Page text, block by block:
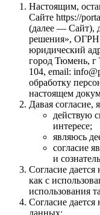
Настоящим,
Сайте https://
(далее — Сайт),
решения», ОГРН
юридический
город Тюмень,
104, email:
обработку
настоящем
Давая согласие,
действую
интересе;
являюсь
согласие
и
Согласие
как с
использования
Согласие
данных: